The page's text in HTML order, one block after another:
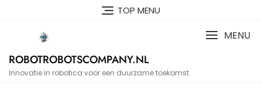
TOP MENU
ROBOTROBOTSCOMPANY.NL
Innovatie in robotica voor een duurzame toekomst.
MENU